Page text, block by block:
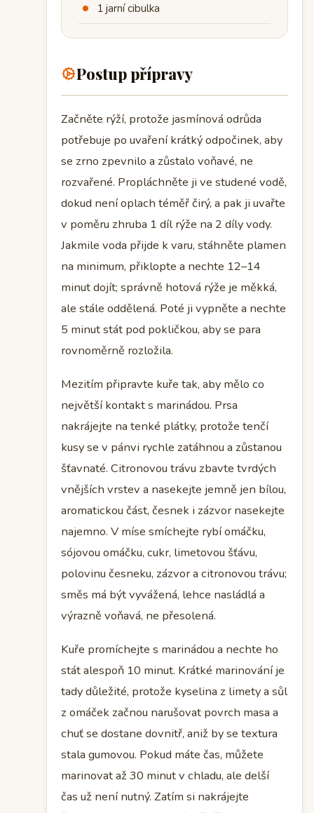
1 jarní cibulka
Postup přípravy
Začněte rýží, protože jasmínová odrůda
potřebuje po uvaření krátký odpočinek, aby
se zrno zpevnilo a zůstalo voňavé, ne
rozvařené. Propláchněte ji ve studené vodě,
dokud není oplach téměř čirý, a pak ji uvařte
v poměru zhruba 1 díl rýže na 2 díly vody.
Jakmile voda přijde k varu, stáhněte plamen
na minimum, přiklopte a nechte 12–14
minut dojít; správně hotová rýže je měkká,
ale stále oddělená. Poté ji vypněte a nechte
5 minut stát pod pokličkou, aby se para
rovnoměrně rozložila.
Mezitím připravte kuře tak, aby mělo co
největší kontakt s marinádou. Prsa
nakrájejte na tenké plátky, protože tenčí
kusy se v pánvi rychle zatáhnou a zůstanou
šťavnaté. Citronovou trávu zbavte tvrdých
vnějších vrstev a nasekejte jemně jen bílou,
aromatickou část, česnek i zázvor nasekejte
najemno. V míse smíchejte rybí omáčku,
sójovou omáčku, cukr, limetovou šťávu,
polovinu česneku, zázvor a citronovou trávu;
směs má být vyvážená, lehce nasládlá a
výrazně voňavá, ne přesolená.
Kuře promíchejte s marinádou a nechte ho
stát alespoň 10 minut. Krátké marinování je
tady důležité, protože kyselina z limety a sůl
z omáček začnou narušovat povrch masa a
chuť se dostane dovnitř, aniž by se textura
stala gumovou. Pokud máte čas, můžete
marinovat až 30 minut v chladu, ale delší
čas už není nutný. Zatím si nakrájejte